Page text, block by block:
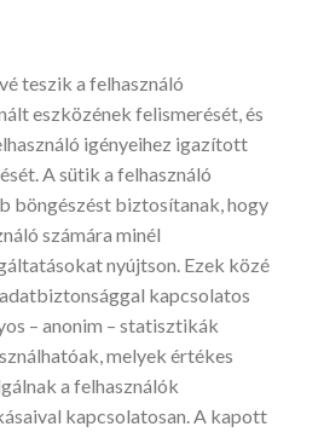
teszik a felhasználó
eszközének felismerését, és
igényeihez igazított
A sütik a felhasználó
böngészést biztosítanak, hogy
számára minél
nyújtson. Ezek közé
kapcsolatos
– anonim – statisztikák
melyek értékes
a felhasználók
kapcsolatosan. A kapott